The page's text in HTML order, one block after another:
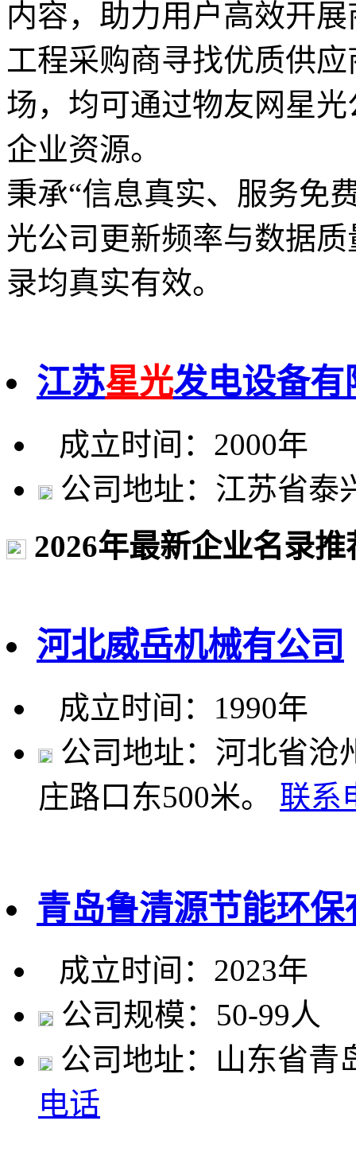
内容，助力用户高效开
工程采购商寻找优质供
场，均可通过物友网星
企业资源。
秉承“信息真实、服务免
光公司更新频率与数据
录均真实有效。
江苏星光发电设备有
成立时间：2000年
公司地址：江苏省泰
2026年最新企业名录推
河北威岳机械有公司
成立时间：1990年
公司地址：河北省沧
庄路口东500米。
联系
青岛鲁清源节能环保
成立时间：2023年
公司规模：50-99人
公司地址：山东省青
电话